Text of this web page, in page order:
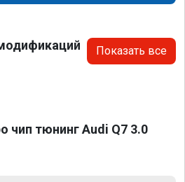
Показать все
чип тюнинг Audi Q7 3.0